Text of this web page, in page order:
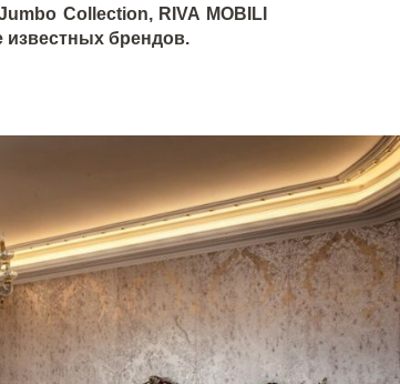
Collection, RIVA MOBILI
известных брендов.